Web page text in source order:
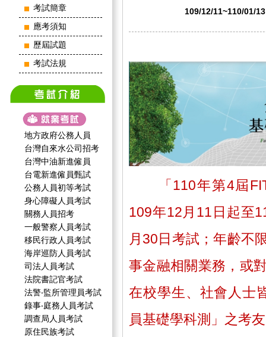
考試簡章
應考須知
歷屆試題
考試法規
地方政府公務人員
台灣自來水公司招考
台灣中油新進僱員
台電新進僱員甄試
公務人員初等考試
身心障礙人員考試
關務人員招考
一般警察人員考試
移民行政人員考試
海岸巡防人員考試
司法人員考試
法院書記官考試
法警‧監所管理員考試
錄事‧庭務人員考試
調查局人員考試
原住民族考試
109/12/11~110/01/
「110年第4屆
109年12月11日起至
月30日考試；年齡不
事金融相關業務，或
在校學生、社會人士
員基礎學科測」之考